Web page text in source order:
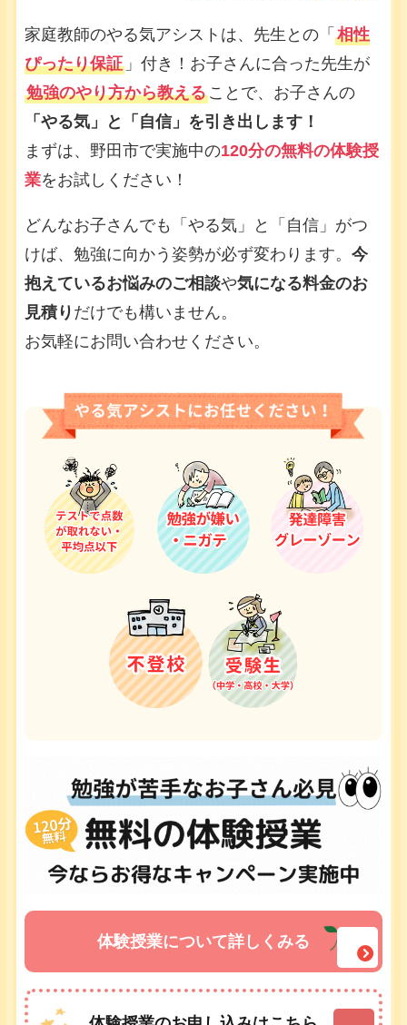
家庭教師のやる気アシストは、先生との「 相性
ぴったり保証」付き！お子さんに合った先生が
勉強のやり方から教えることで、お子さんの
「やる気」と「自信」を引き出します！
まずは、野田市で実施中の120分の無料の体験授
業をお試しください！
どんなお子さんでも「やる気」と「自信」がつ
けば、勉強に向かう姿勢が必ず変わります。 今
抱えているお悩みのご相談や気になる料金のお
見積り だけでも構いません。
お気軽にお問い合わせください。
体験授業について詳しくみる